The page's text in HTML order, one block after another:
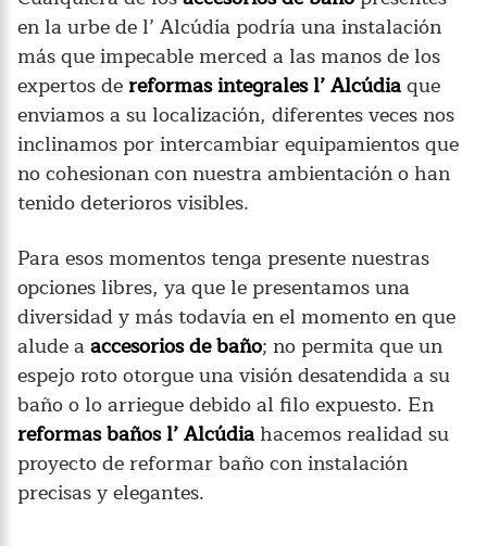
en la urbe de l’ Alcúdia podría una instalación
más que impecable merced a las manos de los
expertos dereformas integrales l’ Alcúdiaque
enviamos a su localización, diferentes veces nos
inclinamos por intercambiar equipamientos que
no cohesionan con nuestra ambientación o han
tenido deterioros visibles.
Para esos momentos tenga presente nuestras
opciones libres, ya que le presentamos una
diversidad y más todavía en el momento en que
alude aaccesorios de baño; no permita que un
espejo roto otorgue una visión desatendida a su
baño o lo arriegue debido al filo expuesto. En
reformas baños l’ Alcúdia hacemos realidad su
proyecto de reformar baño con instalación
precisas y elegantes.